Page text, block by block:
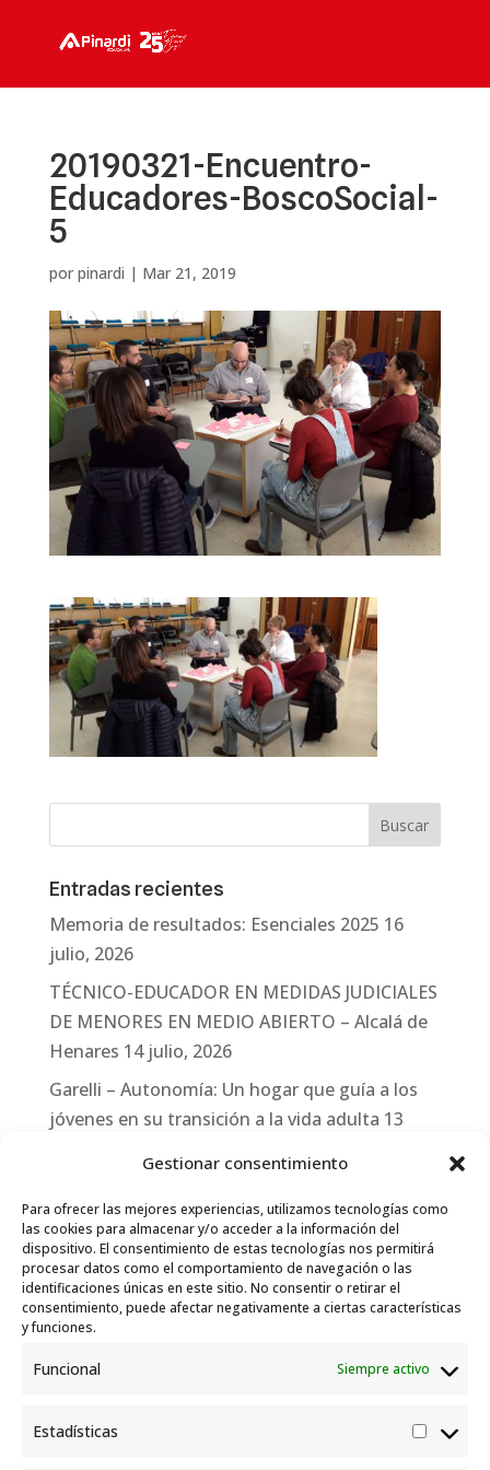
Gestionar consentimiento
Para ofrecer las mejores experiencias, utilizamos tecnologías como
las cookies para almacenar y/o acceder a la información del
dispositivo. El consentimiento de estas tecnologías nos permitirá
procesar datos como el comportamiento de navegación o las
identificaciones únicas en este sitio. No consentir o retirar el
consentimiento, puede afectar negativamente a ciertas características
y funciones.
Funcional Siempre activo
Estadísticas
20190321-Encuentro-
Educadores-BoscoSocial-
5
por pinardi | Mar 21, 2019
Entradas recientes
Memoria de resultados: Esenciales 2025 16
julio, 2026
TÉCNICO-EDUCADOR EN MEDIDAS JUDICIALES
DE MENORES EN MEDIO ABIERTO – Alcalá de
Henares 14 julio, 2026
Garelli – Autonomía: Un hogar que guía a los
jóvenes en su transición a la vida adulta 13
Garelli-Refugio: Acciones de empleo en el
marco del Sistema de Acogida de Protección
Internacional 10 julio, 2026